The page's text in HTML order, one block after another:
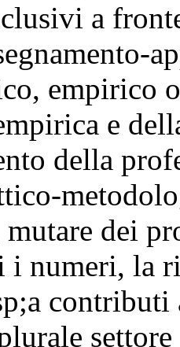
a
empirico
e
della
mutare dei
i numeri, la